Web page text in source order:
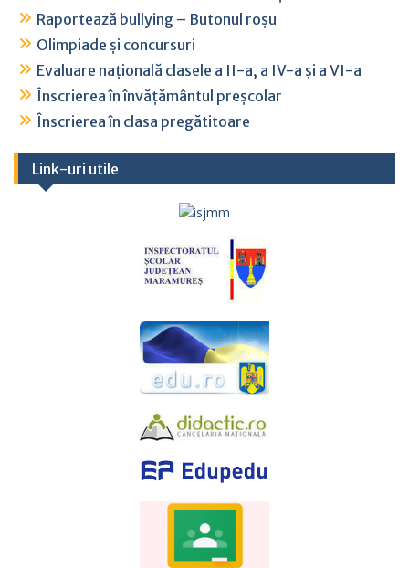
Raportează bullying – Butonul roșu
Olimpiade și concursuri
Evaluare națională clasele a II-a, a IV-a și a VI-a
Înscrierea în învățământul preșcolar
Înscrierea în clasa pregătitoare
Link-uri utile